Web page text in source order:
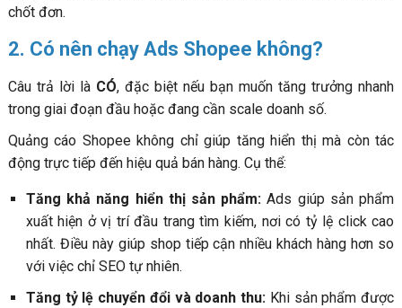
chốt đơn.
2. Có nên chạy Ads Shopee không?
Câu trả lời là CÓ, đặc biệt nếu bạn muốn tăng trưởng nhanh
trong giai đoạn đầu hoặc đang cần scale doanh số.
Quảng cáo Shopee không chỉ giúp tăng hiển thị mà còn tác
động trực tiếp đến hiệu quả bán hàng. Cụ thể:
Tăng khả năng hiển thị sản phẩm:Ads giúp sản phẩm
xuất hiện ở vị trí đầu trang tìm kiếm, nơi có tỷ lệ click cao
nhất. Điều này giúp shop tiếp cận nhiều khách hàng hơn so
với việc chỉ SEO tự nhiên.
Tăng tỷ lệ chuyển đổi và doanh thu: Khi sản phẩm được